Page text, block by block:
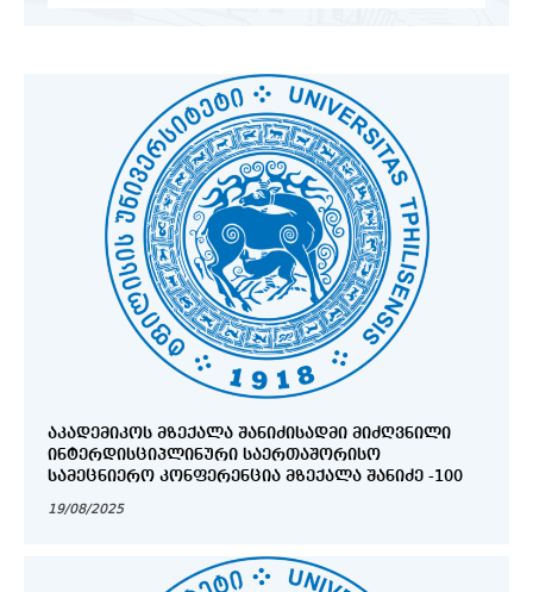
ᲐᲙᲐᲓᲔᲛᲘᲙᲝᲡ ᲛᲖᲔᲥᲐᲚᲐ ᲨᲐᲜᲘᲫᲘᲡᲐᲓᲛᲘ ᲛᲘᲫᲦᲕᲜᲘᲚᲘ
ᲘᲜᲢᲔᲠᲓᲘᲡᲪᲘᲞᲚᲘᲜᲣᲠᲘ ᲡᲐᲔᲠᲗᲐᲨᲝᲠᲘᲡᲝ
ᲡᲐᲛᲔᲪᲜᲘᲔᲠᲝ ᲙᲝᲜᲤᲔᲠᲔᲜᲪᲘᲐ ᲛᲖᲔᲥᲐᲚᲐ ᲨᲐᲜᲘᲫᲔ -100
19/08/2025